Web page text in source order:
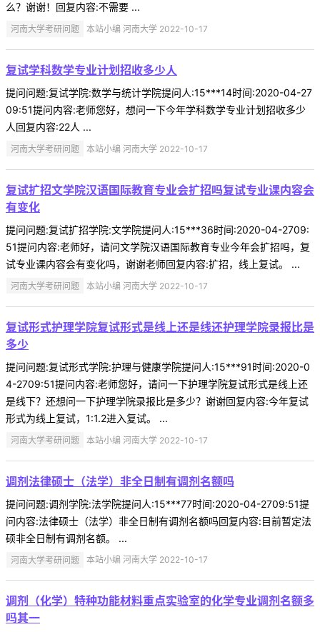
么？谢谢！回复内容:不需要 ...
河南大学考研问题 本站小编 河南大学 2022-10-17
复试学科数学专业计划招收多少人
提问问题:复试学院:数学与统计学院提问人:15***14时间:2020-04-27
09:51提问内容:老师您好，想问一下今年学科数学专业计划招收多少
人回复内容:22人 ...
河南大学考研问题 本站小编 河南大学 2022-10-17
复试扩招文学院汉语国际教育专业会扩招吗复试专业课内容会
有变化
提问问题:复试扩招学院:文学院提问人:15***36时间:2020-04-2709:
51提问内容:老师好，请问文学院汉语国际教育专业今年会扩招吗，复
试专业课内容会有变化吗，谢谢老师回复内容:扩招，线上复试。 ...
河南大学考研问题 本站小编 河南大学 2022-10-17
复试形式护理学院复试形式是线上还是线还护理学院录报比是
多少
提问问题:复试形式学院:护理与健康学院提问人:15***91时间:2020-0
4-2709:51提问内容:老师您好，请问一下护理学院复试形式是线上还
是线下？还想问一下护理学院录报比是多少？谢谢回复内容:今年复试
形式为线上复试，1:1.2进入复试。 ...
河南大学考研问题 本站小编 河南大学 2022-10-17
调剂法律硕士（法学）非全日制有调剂名额吗
提问问题:调剂学院:法学院提问人:15***77时间:2020-04-2709:51提
问内容:法律硕士（法学）非全日制有调剂名额吗回复内容:目前暂定法
硕非全日制有调剂名额。 ...
河南大学考研问题 本站小编 河南大学 2022-10-17
调剂（化学）特种功能材料重点实验室的化学专业调剂名额多
吗其一